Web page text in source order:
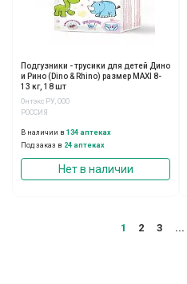
Подгузники - трусики для детей Дино
и Рино (Dino & Rhino) размер MAXI 8-
13 кг, 18 шт
Онтэкс РУ, ООО
РОССИЯ
В наличии в 134 аптеках
Под заказ в 24 аптеках
Нет в наличии
1 2 3 ...